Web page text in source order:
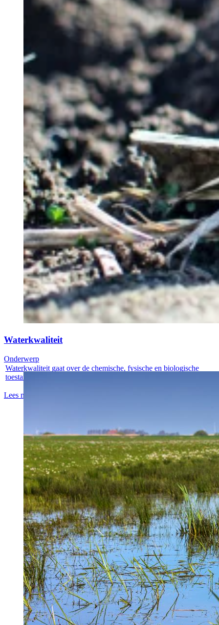
Waterkwaliteit
Waterkwaliteit gaat over de chemische, fysische en biologische
toestand van...
Lees meer
Onderwerp